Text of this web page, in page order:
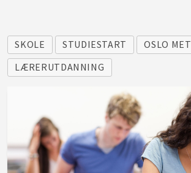
SKOLE STUDIESTART
OSLO MET
LÆRERUTDANNING